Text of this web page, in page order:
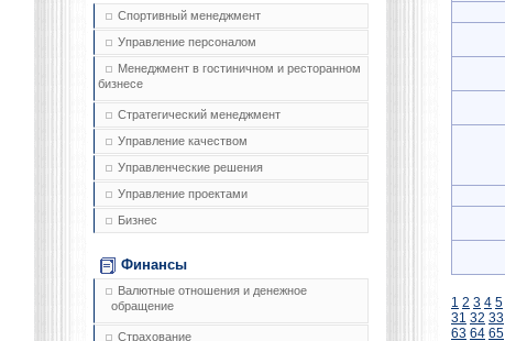
Спортивный менеджмент
Управление персоналом
Менеджмент в гостиничном и ресторанном
бизнесе
Стратегический менеджмент
Управление качеством
Управленческие решения
Управление проектами
Бизнес
Финансы
Валютные отношения и денежное
обращение
Страхование
1 2 3 4 5
31 32 33
63 64 65